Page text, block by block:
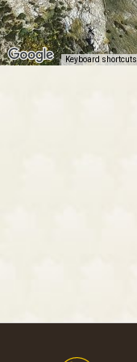
Keyboard shortcuts